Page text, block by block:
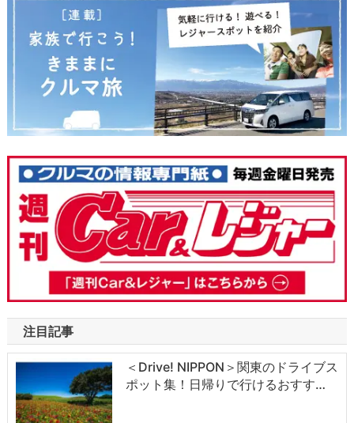
注目記事
＜Drive! NIPPON＞関東のドライブス
ポット集！日帰りで行けるおすす…